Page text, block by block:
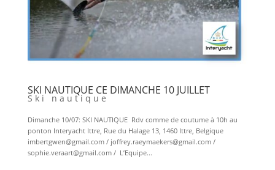
SKI NAUTIQUE CE DIMANCHE 10 JUILLET
Ski nautique
Dimanche 10/07: SKI NAUTIQUE Rdv comme de coutume à 10h au
ponton Interyacht Ittre, Rue du Halage 13, 1460 Ittre, Belgique
imbertgwen@gmail.com / joffrey.raeymaekers@gmail.com /
sophie.veraart@gmail.com / L’Equipe...